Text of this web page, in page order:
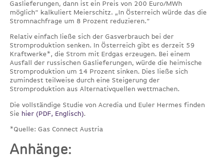
Gaslieferungen, dann ist ein Preis von 200 Euro/MWh
möglich“ kalkuliert Meierschitz. „In Österreich würde das die
Stromnachfrage um 8 Prozent reduzieren.“
Relativ einfach ließe sich der Gasverbrauch bei der
Stromproduktion senken. In Österreich gibt es derzeit 59
Kraftwerke*, die Strom mit Erdgas erzeugen. Bei einem
Ausfall der russischen Gaslieferungen, würde die heimische
Stromproduktion um 14 Prozent sinken. Dies ließe sich
zumindest teilweise durch eine Steigerung der
Stromproduktion aus Alternativquellen wettmachen.
Die vollständige Studie von Acredia und Euler Hermes finden
Sie hier (PDF, Englisch).
*Quelle: Gas Connect Austria
Anhänge: